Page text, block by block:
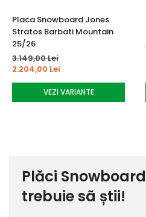
Placa Snowboard Jones
Stratos Barbati Mountain
25/26
3.149,00 Lei
2.204,00 Lei
VEZI VARIANTE
Plăci
trebuie sã știi!